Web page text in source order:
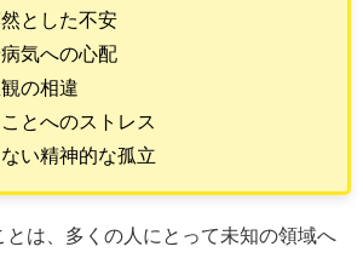
とした不安
気への心配
の相違
とへのストレス
い精神的な孤立
とは、多くの人にとって未知の領域へ